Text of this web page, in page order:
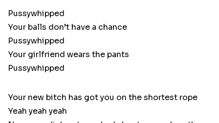
Pussywhipped
Your balls don’t have a chance
Pussywhipped
Your girlfriend wears the pants
Pussywhipped
Your new bitch has got you on the shortest rope
Yeah yeah yeah